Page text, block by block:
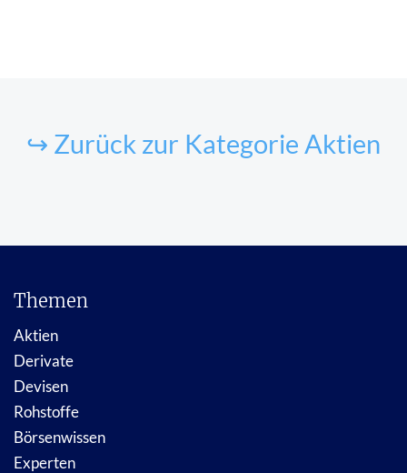
↪ Zurück zur Kategorie Aktien
Themen
Aktien
Derivate
Devisen
Rohstoffe
Börsenwissen
Experten